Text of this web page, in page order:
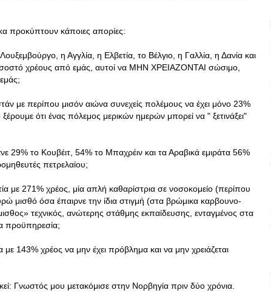
προκύπτουν κάποιες απορίες:
η Αγγλία, η Ελβετία, το Βέλγιο, η Γαλλία, η Δανία και
χρέους από εμάς, αυτοί να ΜΗΝ ΧΡΕΙΑΖΟΝΤΑΙ σώσιμο,
με περίπου μισόν αιώνα συνεχείς πολέμους να έχει μόνο 23%
ότι ένας πόλεμος μερικών ημερών μπορεί να " ξετινάξει"
29% το Κουβέιτ, 54% το Μπαχρέιν και τα Αραβικά εμιράτα 56%
πετρελαίου;
με 271% χρέος, μία απλή καθαρίστρια σε νοσοκομείο (περίπου
μισθό όσα έπαιρνε την ίδια στιγμή (στα βρώμικα καρβουνο-
τεχνικός, ανώτερης στάθμης εκπαίδευσης, ενταγμένος στα
προϋπηρεσία;
143% χρέος να μην έχει πρόβλημα και να μην χρειάζεται
Γνωστός μου μετακόμισε στην Νορβηγία πριν δύο χρόνια.